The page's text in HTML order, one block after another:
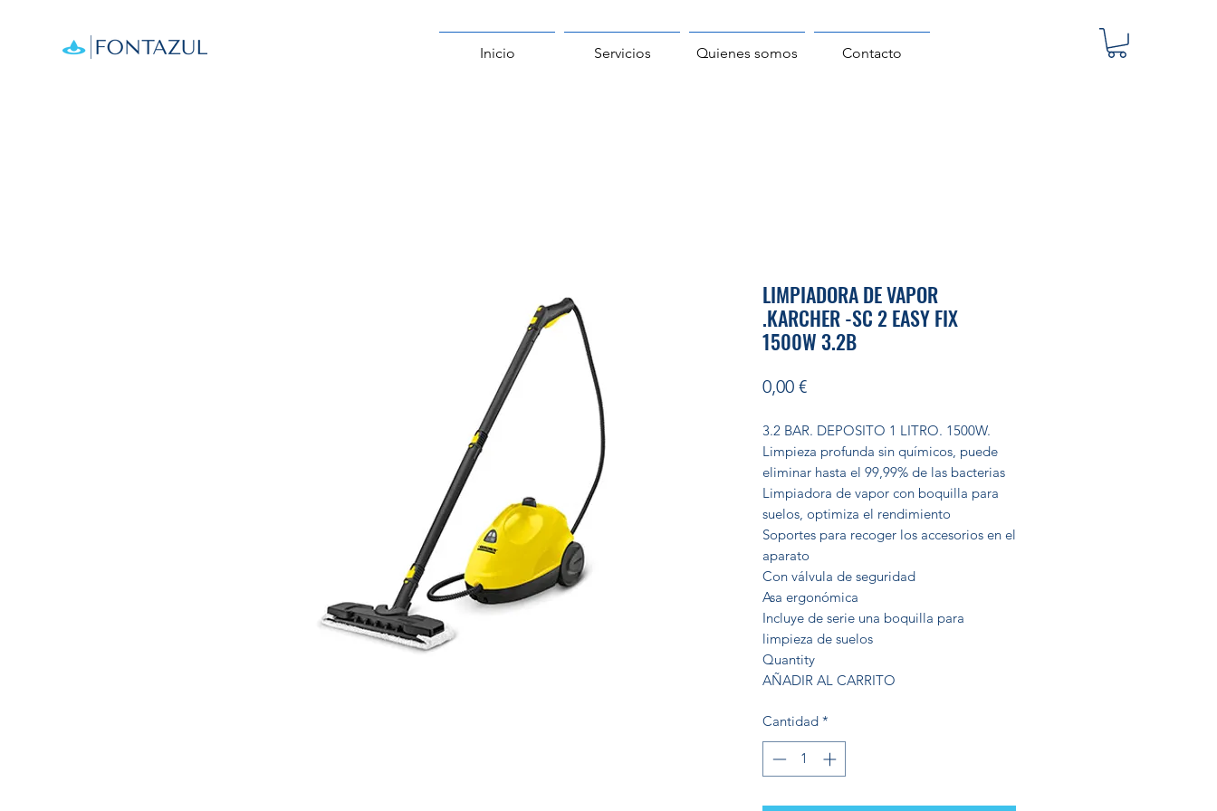
Inicio Servicios Quienes somos Contacto
LIMPIADORA DE VAPOR
.KARCHER -SC 2 EASY FIX
1500W 3.2B
0,00 €Precio
3.2 BAR. DEPOSITO 1 LITRO. 1500W.
Limpieza profunda sin químicos, puede
eliminar hasta el 99,99% de las bacterias
Limpiadora de vapor con boquilla para
suelos, optimiza el rendimiento
Soportes para recoger los accesorios en el
aparato
Con válvula de seguridad
Asa ergonómica
Incluye de serie una boquilla para
limpieza de suelos
Quantity
AÑADIR AL CARRITO
Cantidad *